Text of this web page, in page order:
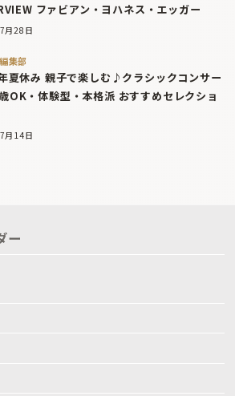
ファビアン・ヨハネス・エッガー
月28日
集部
夏休み 親子で楽しむ♪クラシックコンサー
OK・体験型・本格派 おすすめセレクショ
月14日
ー